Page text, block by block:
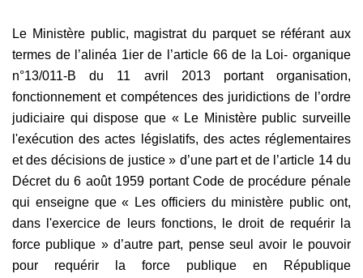
Le Ministère public, magistrat du parquet se référant aux
termes de l’alinéa 1ier de l’article 66 de la Loi- organique
n°13/011-B du 11 avril 2013 portant organisation,
fonctionnement et compétences des juridictions de l’ordre
judiciaire qui dispose que « Le Ministère public surveille
l'exécution des actes législatifs, des actes réglementaires
et des décisions de justice » d’une part et de l’article 14 du
Décret du 6 août 1959 portant Code de procédure pénale
qui enseigne que « Les officiers du ministère public ont,
dans l'exercice de leurs fonctions, le droit de requérir la
force publique » d’autre part, pense seul avoir le pouvoir
pour requérir la force publique en République